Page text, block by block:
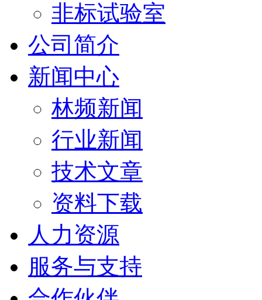
非标试验室
公司简介
新闻中心
林频新闻
行业新闻
技术文章
资料下载
人力资源
服务与支持